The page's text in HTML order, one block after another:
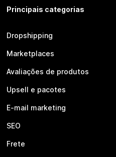
Principais categorias
Dropshipping
Marketplaces
Avaliações de produtos
Upsell e pacotes
E-mail marketing
SEO
Frete